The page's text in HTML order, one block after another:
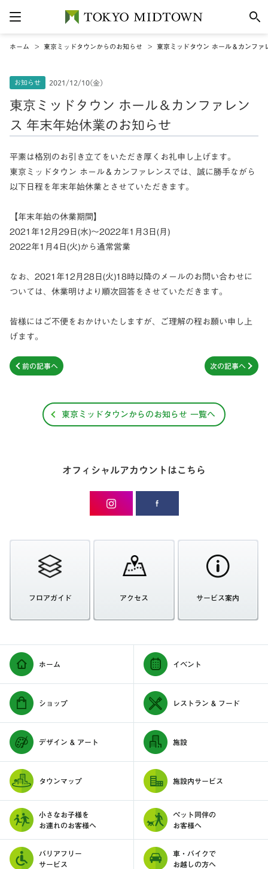
ホーム 東京ミッドタウンからのお知らせ 東京ミッドタウン ホール＆カンファ
お知らせ 2021/12/10(金)
東京ミッドタウン ホール＆カンファレン
ス 年末年始休業のお知らせ
平素は格別のお引き立てをいただき厚くお礼申し上げます。
東京ミッドタウン ホール＆カンファレンスでは、誠に勝手ながら
以下日程を年末年始休業とさせていただきます。
【年末年始の休業期間】
2021年12月29日(水)～2022年1月3日(月)
2022年1月4日(火)から通常営業
なお、2021年12月28日(火)18時以降のメールのお問い合わせに
ついては、休業明けより順次回答をさせていただきます。
皆様にはご不便をおかけいたしますが、ご理解の程お願い申し上
げます。
次の記事へ
前の記事へ
東京ミッドタウンからのお知らせ 一覧へ
オフィシャルアカウントはこちら
フロアガイド アクセス サービス案内
ホーム イベント
ショップ レストラン & フード
デザイン & アート 施設
タウンマップ 施設内サービス
小さなお子様を
お連れのお客様へ
ペット同伴の
お客様へ
バリアフリー
サービス
車・バイクで
お越しの方へ